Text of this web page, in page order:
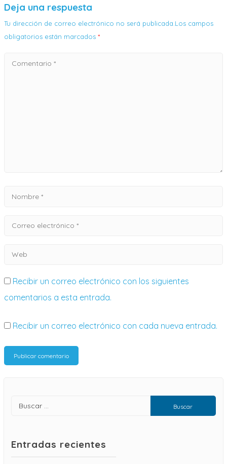
Deja una respuesta
Tu dirección de correo electrónico no será publicada.Los campos
obligatorios están marcados *
Recibir un correo electrónico con los siguientes
comentarios a esta entrada.
Recibir un correo electrónico con cada nueva entrada.
Entradas recientes